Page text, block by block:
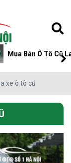
Mua Bán Ô Tô Cũ
xe ô tô cũ